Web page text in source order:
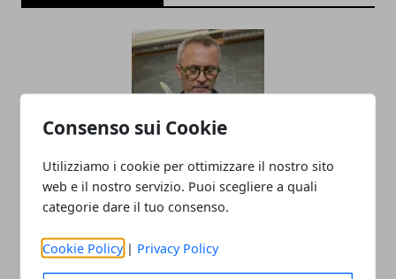
Consenso sui Cookie
Utilizziamo i cookie per ottimizzare il nostro sito
web e il nostro servizio. Puoi scegliere a quali
categorie dare il tuo consenso.
Cookie Policy | Privacy Policy
Il professor Nuzzolese, a Torino come a
Bari: scienza e diritti umani nel nome
dell’identità perduta
20/11/2025